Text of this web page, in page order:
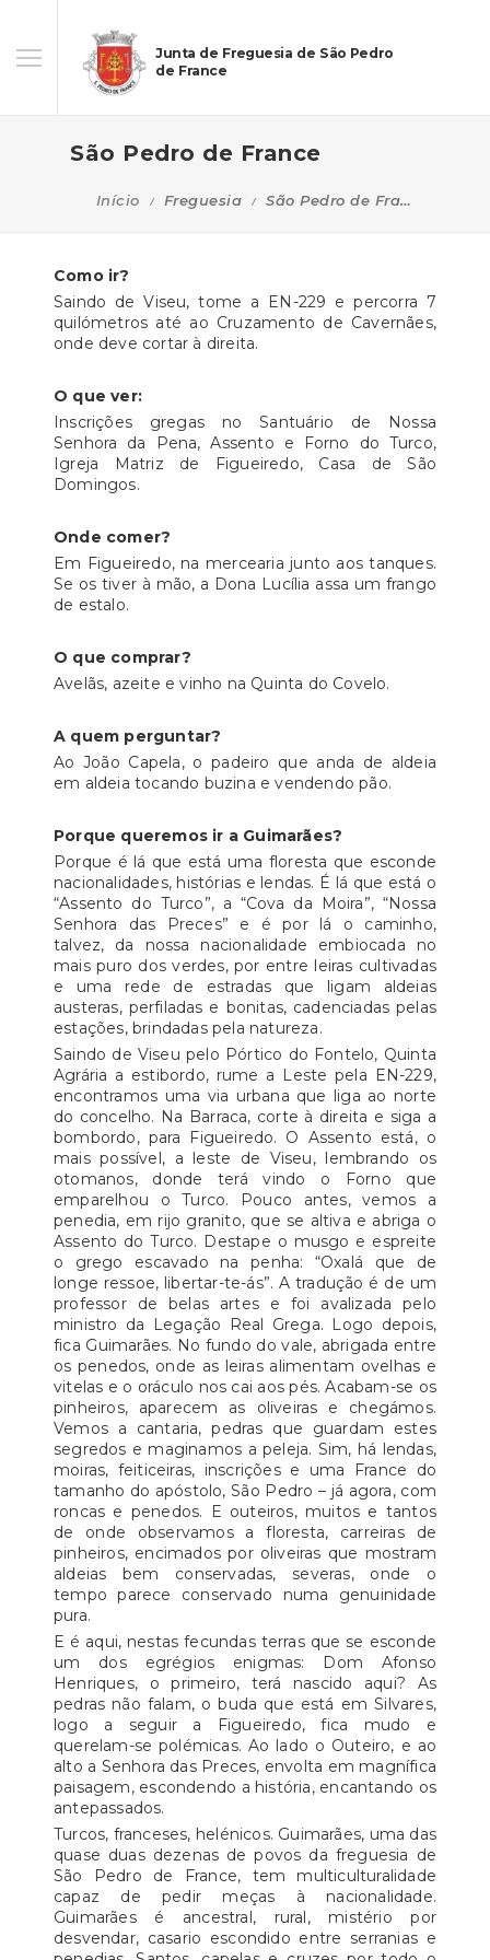
Junta de Freguesia de São Pedro
de France
São Pedro de France
Início Freguesia São Pedro de France
Como ir?
Saindo de Viseu, tome a EN-229 e percorra 7
quilómetros até ao Cruzamento de Cavernães,
onde deve cortar à direita.
O que ver:
Inscrições gregas no Santuário de Nossa
Senhora da Pena, Assento e Forno do Turco,
Igreja Matriz de Figueiredo, Casa de São
Domingos.
Onde comer?
Em Figueiredo, na mercearia junto aos tanques.
Se os tiver à mão, a Dona Lucília assa um frango
de estalo.
O que comprar?
Avelãs, azeite e vinho na Quinta do Covelo.
A quem perguntar?
Ao João Capela, o padeiro que anda de aldeia
em aldeia tocando buzina e vendendo pão.
Porque queremos ir a Guimarães?
Porque é lá que está uma floresta que esconde
nacionalidades, histórias e lendas. É lá que está o
“Assento do Turco”, a “Cova da Moira”, “Nossa
Senhora das Preces” e é por lá o caminho,
talvez, da nossa nacionalidade embiocada no
mais puro dos verdes, por entre leiras cultivadas
e uma rede de estradas que ligam aldeias
austeras, perfiladas e bonitas, cadenciadas pelas
estações, brindadas pela natureza.
Saindo de Viseu pelo Pórtico do Fontelo, Quinta
Agrária a estibordo, rume a Leste pela EN-229,
encontramos uma via urbana que liga ao norte
do concelho. Na Barraca, corte à direita e siga a
bombordo, para Figueiredo. O Assento está, o
mais possível, a leste de Viseu, lembrando os
otomanos, donde terá vindo o Forno que
emparelhou o Turco. Pouco antes, vemos a
penedia, em rijo granito, que se altiva e abriga o
Assento do Turco. Destape o musgo e espreite
o grego escavado na penha: “Oxalá que de
longe ressoe, libertar-te-ás”. A tradução é de um
professor de belas artes e foi avalizada pelo
ministro da Legação Real Grega. Logo depois,
fica Guimarães. No fundo do vale, abrigada entre
os penedos, onde as leiras alimentam ovelhas e
vitelas e o oráculo nos cai aos pés. Acabam-se os
pinheiros, aparecem as oliveiras e chegámos.
Vemos a cantaria, pedras que guardam estes
segredos e maginamos a peleja. Sim, há lendas,
moiras, feiticeiras, inscrições e uma France do
tamanho do apóstolo, São Pedro – já agora, com
roncas e penedos. E outeiros, muitos e tantos
de onde observamos a floresta, carreiras de
pinheiros, encimados por oliveiras que mostram
aldeias bem conservadas, severas, onde o
tempo parece conservado numa genuinidade
pura.
E é aqui, nestas fecundas terras que se esconde
um dos egrégios enigmas: Dom Afonso
Henriques, o primeiro, terá nascido aqui? As
pedras não falam, o buda que está em Silvares,
logo a seguir a Figueiredo, fica mudo e
querelam-se polémicas. Ao lado o Outeiro, e ao
alto a Senhora das Preces, envolta em magnífica
paisagem, escondendo a história, encantando os
antepassados.
Turcos, franceses, helénicos. Guimarães, uma das
quase duas dezenas de povos da freguesia de
São Pedro de France, tem multiculturalidade
capaz de pedir meças à nacionalidade.
Guimarães é ancestral, rural, mistério por
desvendar, casario escondido entre serranias e